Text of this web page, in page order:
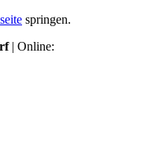
springen.
| Online: